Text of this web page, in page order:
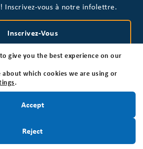
Inscrivez-vous à notre infolettre.
Inscrivez-Vous
canadienne des tumeurs cérébrales
give you the best experience on our
which cookies we are using or
.
Accept
Reject